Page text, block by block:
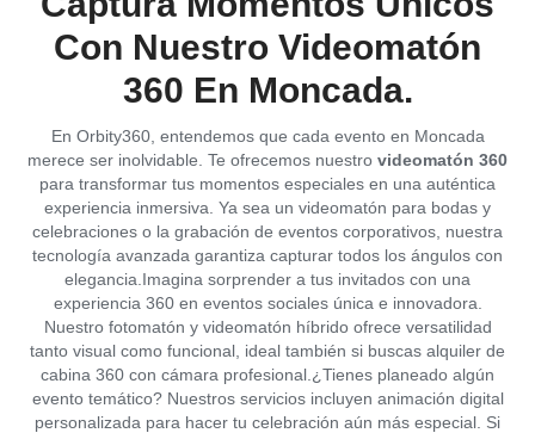
Con Nuestro Videomatón
360 En Moncada.
En Orbity360, entendemos que cada evento en Moncada
merece ser inolvidable. Te ofrecemos nuestro videomatón 360
para transformar tus momentos especiales en una auténtica
experiencia inmersiva. Ya sea un videomatón para bodas y
celebraciones o la grabación de eventos corporativos, nuestra
tecnología avanzada garantiza capturar todos los ángulos con
elegancia.Imagina sorprender a tus invitados con una
experiencia 360 en eventos sociales única e innovadora.
Nuestro fotomatón y videomatón híbrido ofrece versatilidad
tanto visual como funcional, ideal también si buscas alquiler de
cabina 360 con cámara profesional.¿Tienes planeado algún
evento temático? Nuestros servicios incluyen animación digital
personalizada para hacer tu celebración aún más especial. Si